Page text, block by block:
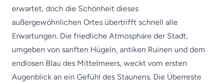
erwartet, doch die Schönheit dieses
außergewöhnlichen Ortes übertrifft schnell alle
Erwartungen. Die friedliche Atmosphäre der Stadt,
umgeben von sanften Hügeln, antiken Ruinen und dem
endlosen Blau des Mittelmeers, weckt vom ersten
Augenblick an ein Gefühl des Staunens. Die Überreste